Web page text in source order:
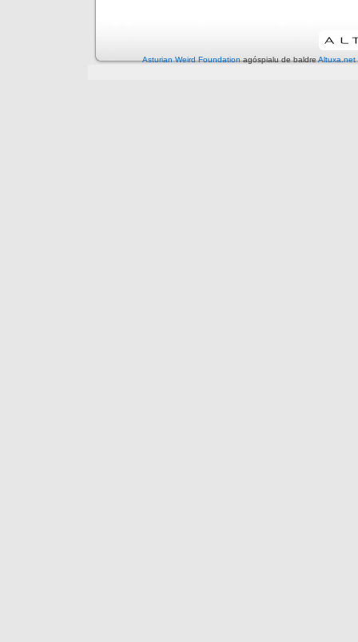
Asturian Weird Foundationagóspialu de baldreAltuxa.net